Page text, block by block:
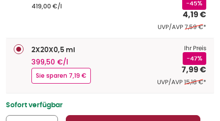
419,00 €/l -45%
4,19 €
UVP/AVPEhemaliger
7,59 €*
2X20X0,5 ml
399,50 €/l
Sie sparen 7,19 €
Ihr Preis
-47%
7,99 €
UVP/AVPEhemaliger
15,18 €*
Sofort verfügbar